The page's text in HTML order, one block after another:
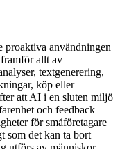
proaktiva användningen
allt av
textgenerering,
köp eller
att AI i en sluten miljö
och feedback
för småföretagare
som det kan ta bort